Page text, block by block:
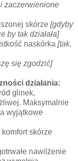
zaczerwienione
skórze [gdyby
by tak działała]
naskórka [tak,
się zgodzić]
działania:
glinek,
Maksymalnie
wyjątkowe
skórze
nawilżenie